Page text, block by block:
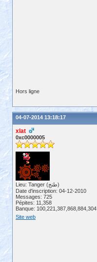
Hors ligne
04-07-2014 13:18:17
xlat
0xc0000005
Lieu: Tanger (طنج)
Date d'inscription: 04-12-2010
Messages: 725
Pépites: 11,358
Banque: 100,221,387,868,884,304
Site web